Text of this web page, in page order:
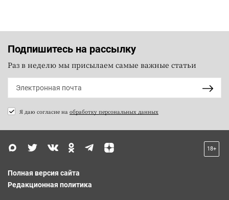
Подпишитесь на рассылку
Раз в неделю мы присылаем самые важные статьи
Я даю согласие на обработку персональных данных
18+
Полная версия сайта
Редакционная политика